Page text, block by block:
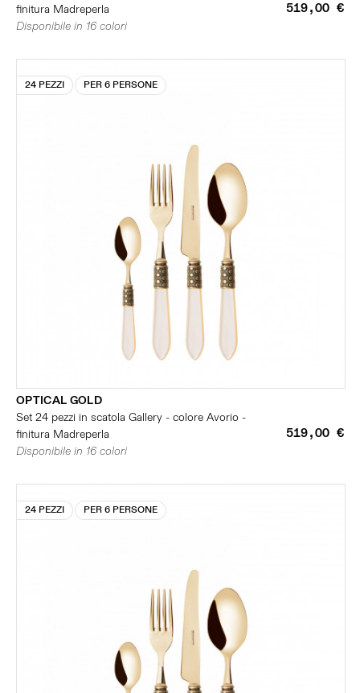
finitura Madreperla
519,00 €
Disponibile in 16 colori
24 PEZZI PER 6 PERSONE
OPTICAL GOLD
Set 24 pezzi in scatola Gallery - colore Avorio -
finitura Madreperla
519,00 €
Disponibile in 16 colori
24 PEZZI PER 6 PERSONE